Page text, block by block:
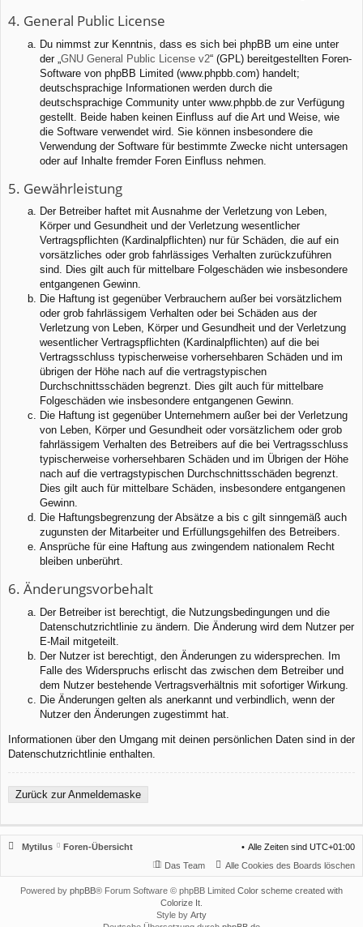
4. General Public License
Du nimmst zur Kenntnis, dass es sich bei phpBB um eine unter
der „ GNU General Public License v2“ (GPL) bereitgestellten Foren-
Software von phpBB Limited (www.phpbb.com) handelt;
deutschsprachige Informationen werden durch die
deutschsprachige Community unter www.phpbb.de zur Verfügung
gestellt. Beide haben keinen Einfluss auf die Art und Weise, wie
die Software verwendet wird. Sie können insbesondere die
Verwendung der Software für bestimmte Zwecke nicht untersagen
oder auf Inhalte fremder Foren Einfluss nehmen.
5. Gewährleistung
Der Betreiber haftet mit Ausnahme der Verletzung von Leben,
Körper und Gesundheit und der Verletzung wesentlicher
Vertragspflichten (Kardinalpflichten) nur für Schäden, die auf ein
vorsätzliches oder grob fahrlässiges Verhalten zurückzuführen
sind. Dies gilt auch für mittelbare Folgeschäden wie insbesondere
entgangenen Gewinn.
Die Haftung ist gegenüber Verbrauchern außer bei vorsätzlichem
oder grob fahrlässigem Verhalten oder bei Schäden aus der
Verletzung von Leben, Körper und Gesundheit und der Verletzung
wesentlicher Vertragspflichten (Kardinalpflichten) auf die bei
Vertragsschluss typischerweise vorhersehbaren Schäden und im
übrigen der Höhe nach auf die vertragstypischen
Durchschnittsschäden begrenzt. Dies gilt auch für mittelbare
Folgeschäden wie insbesondere entgangenen Gewinn.
Die Haftung ist gegenüber Unternehmern außer bei der Verletzung
von Leben, Körper und Gesundheit oder vorsätzlichem oder grob
fahrlässigem Verhalten des Betreibers auf die bei Vertragsschluss
typischerweise vorhersehbaren Schäden und im Übrigen der Höhe
nach auf die vertragstypischen Durchschnittsschäden begrenzt.
Dies gilt auch für mittelbare Schäden, insbesondere entgangenen
Gewinn.
Die Haftungsbegrenzung der Absätze a bis c gilt sinngemäß auch
zugunsten der Mitarbeiter und Erfüllungsgehilfen des Betreibers.
Ansprüche für eine Haftung aus zwingendem nationalem Recht
bleiben unberührt.
6. Änderungsvorbehalt
Der Betreiber ist berechtigt, die Nutzungsbedingungen und die
Datenschutzrichtlinie zu ändern. Die Änderung wird dem Nutzer per
E-Mail mitgeteilt.
Der Nutzer ist berechtigt, den Änderungen zu widersprechen. Im
Falle des Widerspruchs erlischt das zwischen dem Betreiber und
dem Nutzer bestehende Vertragsverhältnis mit sofortiger Wirkung.
Die Änderungen gelten als anerkannt und verbindlich, wenn der
Nutzer den Änderungen zugestimmt hat.
Informationen über den Umgang mit deinen persönlichen Daten sind in der
Datenschutzrichtlinie enthalten.
Zurück zur Anmeldemaske
Mytilus Foren-Übersicht Alle Zeiten sind UTC+01:00
Alle Cookies des Boards löschen
Das Team
Powered by phpBB® Forum Software © phpBB Limited Color scheme created with
Colorize It
Style by Arty